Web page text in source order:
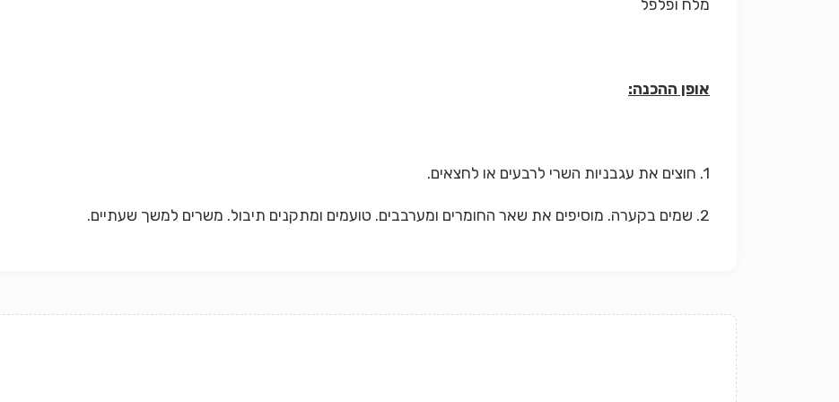
מלח ופלפל
אופן ההכנה:
1. חוצים את עגבניות השרי לרבעים או לחצאים.
2. שמים בקערה. מוסיפים את שאר החומרים ומערבבים. טועמים ומתקנים תיבול. משרים למשך שעתיים.